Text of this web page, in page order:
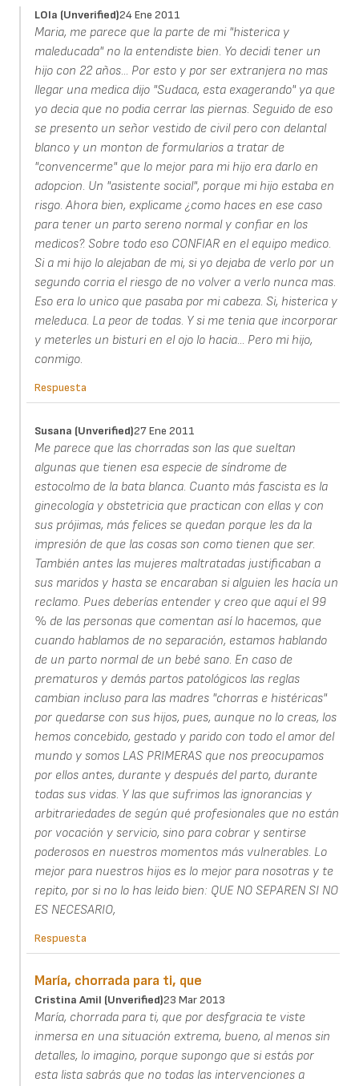
LOla (unverified)24 Ene 2011
Maria, me parece que la parte de mi "histerica y
maleducada" no la entendiste bien. Yo decidi tener un
hijo con 22 años... Por esto y por ser extranjera no mas
llegar una medica dijo "Sudaca, esta exagerando" ya que
yo decia que no podia cerrar las piernas. Seguido de eso
se presento un señor vestido de civil pero con delantal
blanco y un monton de formularios a tratar de
"convencerme" que lo mejor para mi hijo era darlo en
adopcion. Un "asistente social", porque mi hijo estaba en
risgo. Ahora bien, explicame ¿como haces en ese caso
para tener un parto sereno normal y confiar en los
medicos?. Sobre todo eso CONFIAR en el equipo medico.
Si a mi hijo lo alejaban de mi, si yo dejaba de verlo por un
segundo corria el riesgo de no volver a verlo nunca mas.
Eso era lo unico que pasaba por mi cabeza. Si, histerica y
meleduca. La peor de todas. Y si me tenia que incorporar
y meterles un bisturi en el ojo lo hacia... Pero mi hijo,
conmigo.
Respuesta
Susana (unverified)27 Ene 2011
Me parece que las chorradas son las que sueltan
algunas que tienen esa especie de síndrome de
estocolmo de la bata blanca. Cuanto más fascista es la
ginecología y obstetricia que practican con ellas y con
sus prójimas, más felices se quedan porque les da la
impresión de que las cosas son como tienen que ser.
También antes las mujeres maltratadas justificaban a
sus maridos y hasta se encaraban si alguien les hacía un
reclamo. Pues deberías entender y creo que aquí el 99
% de las personas que comentan así lo hacemos, que
cuando hablamos de no separación, estamos hablando
de un parto normal de un bebé sano. En caso de
prematuros y demás partos patológicos las reglas
cambian incluso para las madres "chorras e histéricas"
por quedarse con sus hijos, pues, aunque no lo creas, los
hemos concebido, gestado y parido con todo el amor del
mundo y somos LAS PRIMERAS que nos preocupamos
por ellos antes, durante y después del parto, durante
todas sus vidas. Y las que sufrimos las ignorancias y
arbitrariedades de según qué profesionales que no están
por vocación y servicio, sino para cobrar y sentirse
poderosos en nuestros momentos más vulnerables. Lo
mejor para nuestros hijos es lo mejor para nosotras y te
repito, por si no lo has leido bien: QUE NO SEPAREN SI NO
ES NECESARIO,
Respuesta
María, chorrada para ti, que
Cristina Amil (unverified)23 Mar 2013
María, chorrada para ti, que por desfgracia te viste
inmersa en una situación extrema, bueno, al menos sin
detalles, lo imagino, porque supongo que si estás por
esta lista sabrás que no todas las intervenciones a